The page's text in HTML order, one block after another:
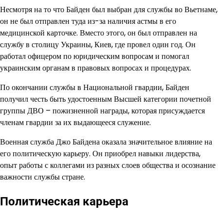
Несмотря на то что Байден был выбран для службы во Вьетнаме,
он не был отправлен туда из-за наличия астмы в его
медицинской карточке. Вместо этого, он был отправлен на
службу в столицу Украины, Киев, где провел один год. Он
работал офицером по юридическим вопросам и помогал
украинским органам в правовых вопросах и процедурах.
По окончании службы в Национальной гвардии, Байден
получил честь быть удостоенным Высшей категории почетной
группы ДВО – пожизненной награды, которая присуждается
членам гвардии за их выдающееся служение.
Военная служба Джо Байдена оказала значительное влияние на
его политическую карьеру. Он приобрел навыки лидерства,
опыт работы с коллегами из разных слоев общества и осознание
важности службы стране.
Политическая карьера